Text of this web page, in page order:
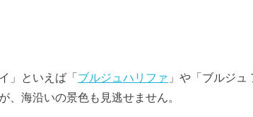
イ」といえば「ブルジュハリファ 」や「ブルジ
、海沿いの景色も見逃せません。